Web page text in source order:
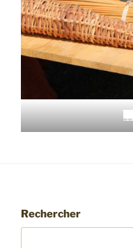
Rechercher